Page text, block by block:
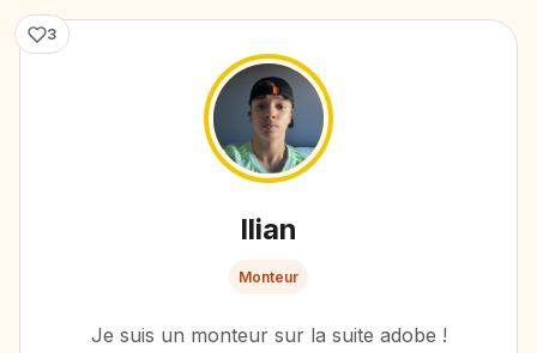
3
Ilian
Monteur
Je suis un monteur sur la suite adobe !